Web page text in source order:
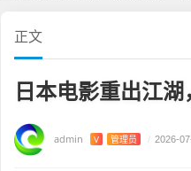
正文
日本电影重出江
admin V 管理员 / 2026-